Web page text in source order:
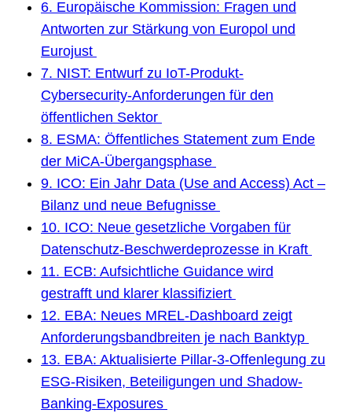
6. Europäische Kommission: Fragen und
Antworten zur Stärkung von Europol und
Eurojust
7. NIST: Entwurf zu IoT-Produkt-
Cybersecurity-Anforderungen für den
öffentlichen Sektor
8. ESMA: Öffentliches Statement zum Ende
der MiCA-Übergangsphase
9. ICO: Ein Jahr Data (Use and Access) Act –
Bilanz und neue Befugnisse
10. ICO: Neue gesetzliche Vorgaben für
Datenschutz-Beschwerdeprozesse in Kraft
11. ECB: Aufsichtliche Guidance wird
gestrafft und klarer klassifiziert
12. EBA: Neues MREL-Dashboard zeigt
Anforderungsbandbreiten je nach Banktyp
13. EBA: Aktualisierte Pillar-3-Offenlegung zu
ESG-Risiken, Beteiligungen und Shadow-
Banking-Exposures